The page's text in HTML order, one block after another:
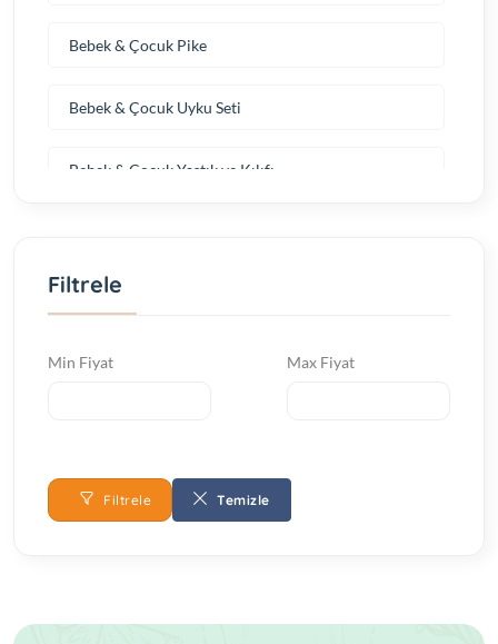
Bebek & Çocuk Pike
Bebek & Çocuk Uyku Seti
Bebek & Çocuk Yastık ve Kılıfı
Bebek & Çocuk Yorgan
Bebek&Çocuk Alez
Filtrele
Min Fiyat Max Fiyat
Filtrele Temizle